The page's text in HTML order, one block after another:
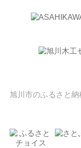
旭川市のふるさと